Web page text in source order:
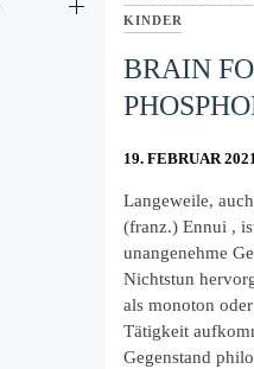
KINDER
BRAIN
19. FEBRUAR
Langeweile,
(franz.) Ennui ,
unangenehme
Nichtstun
als monoton
Tätigkeit
Gegenstand